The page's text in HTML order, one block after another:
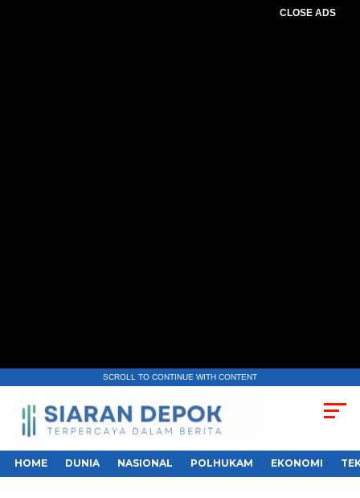
CLOSE ADS
SCROLL TO CONTINUE WITH CONTENT
HOME DUNIA NASIONAL POLHUKAM EKONOMI